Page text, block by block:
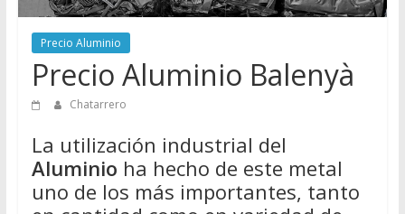
Chatarreros
para
vender
Chatarra
Precio Aluminio
Precio Aluminio Balenyà
Chatarrero
La utilización industrial del
Aluminio ha hecho de este metal
uno de los más importantes, tanto